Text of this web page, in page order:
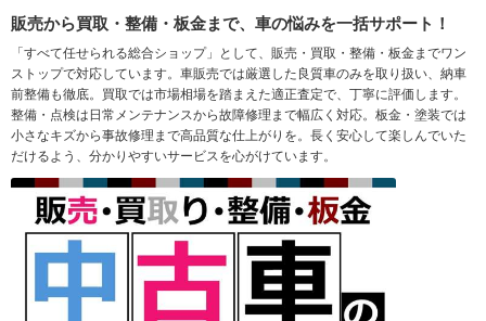
販売から買取・整備・板金まで、車の悩みを一括サポート！
「すべて任せられる総合ショップ」として、販売・買取・整備・板金までワン
ストップで対応しています。車販売では厳選した良質車のみを取り扱い、納車
前整備も徹底。買取では市場相場を踏まえた適正査定で、丁寧に評価します。
整備・点検は日常メンテナンスから故障修理まで幅広く対応。板金・塗装では
小さなキズから事故修理まで高品質な仕上がりを。長く安心して楽しんでいた
だけるよう、分かりやすいサービスを心がけています。